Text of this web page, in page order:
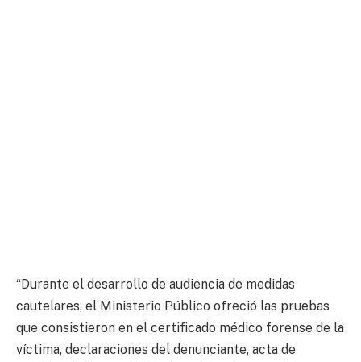
“Durante el desarrollo de audiencia de medidas
cautelares, el Ministerio Público ofreció las pruebas
que consistieron en el certificado médico forense de la
víctima, declaraciones del denunciante, acta de